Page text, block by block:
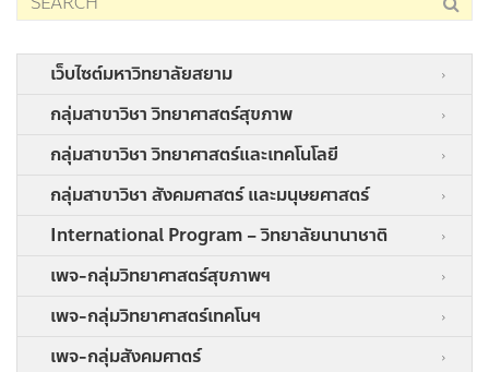
เว็บไซต์มหาวิทยาลัยสยาม
กลุ่มสาขาวิชา วิทยาศาสตร์สุขภาพ
กลุ่มสาขาวิชา วิทยาศาสตร์และเทคโนโลยี
กลุ่มสาขาวิชา สังคมศาสตร์ และมนุษยศาสตร์
International Program – วิทยาลัยนานาชาติ
เพจ-กลุ่มวิทยาศาสตร์สุขภาพฯ
เพจ-กลุ่มวิทยาศาสตร์เทคโนฯ
เพจ-กลุ่มสังคมศาตร์